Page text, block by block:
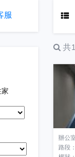
服
共
辦公
路段